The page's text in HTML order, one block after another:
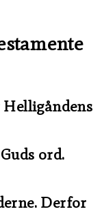
ord.
Derfor